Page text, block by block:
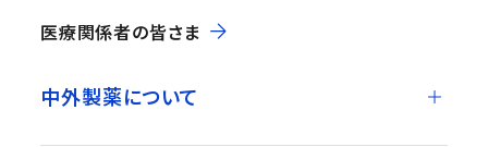
医療関係者の皆さま
中外製薬について